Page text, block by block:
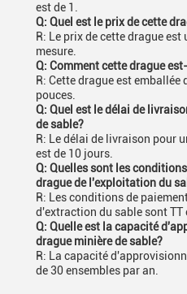
est de 1.
Q: Quel est le prix de cette
R: Le prix de cette drague
mesure.
Q: Comment cette drague
R: Cette drague est emballée
pouces.
Q: Quel est le délai de
de sable?
R: Le délai de livraison pour
est de 10 jours.
Q: Quelles sont les
drague de l'exploitation du
R: Les conditions de
d'extraction du sable sont TT
Q: Quelle est la capacité
drague minière de sable?
R: La capacité
de 30 ensembles par an.